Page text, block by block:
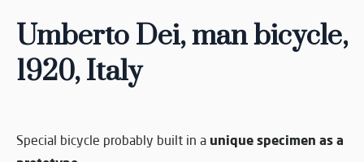
Umberto Dei, man bicycle,
1920, Italy
Special bicycle probably built in a unique specimen as a